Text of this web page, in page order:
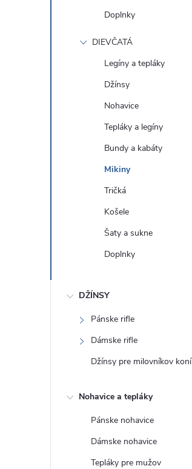
Doplnky
DIEVČATÁ
Legíny a tepláky
Džínsy
Nohavice
Tepláky a legíny
Bundy a kabáty
Mikiny
Tričká
Košele
Šaty a sukne
Doplnky
DŽÍNSY
Pánske rifle
Dámske rifle
Džínsy pre milovníkov koní
Nohavice a tepláky
Pánske nohavice
Dámske nohavice
Tepláky pre mužov